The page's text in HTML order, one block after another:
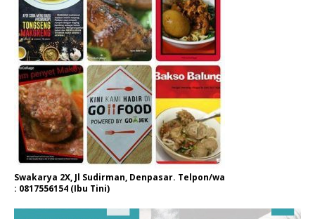
Swakarya 2X, Jl Sudirman, Denpasar. Telpon/wa
: 0817556154 (Ibu Tini)